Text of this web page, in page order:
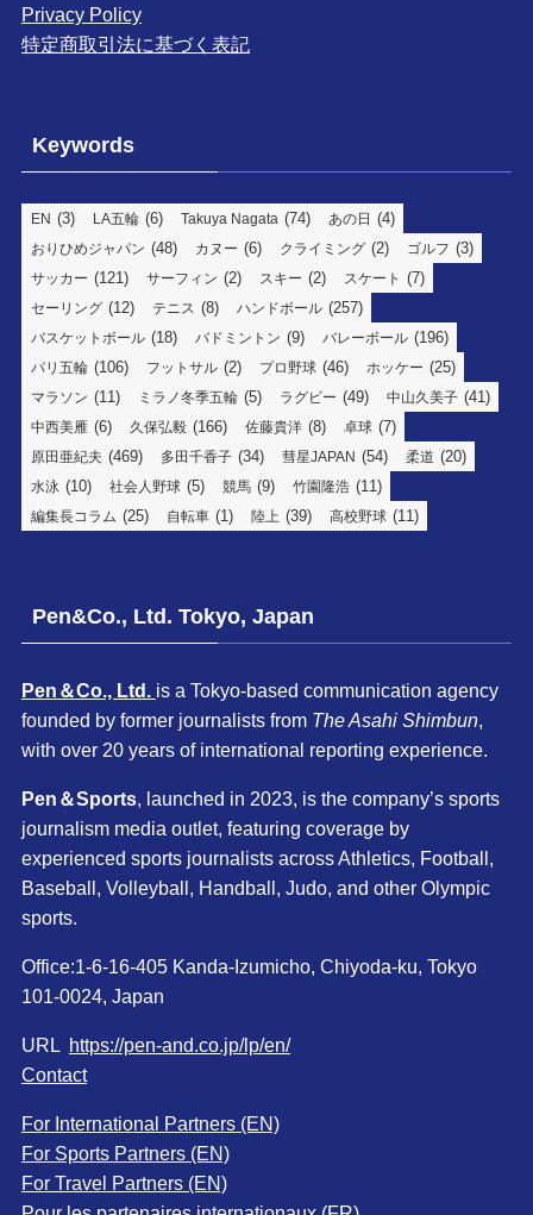
Privacy Policy
特定商取引法に基づく表記
Keywords
EN (3) LA五輪 (6) Takuya Nagata (74) あの日 (4)
おりひめジャパン (48) カヌー (6) クライミング (2) ゴルフ (3)
サッカー (121) サーフィン (2) スキー (2) スケート (7)
セーリング (12) テニス (8) ハンドボール (257)
バスケットボール (18) バドミントン (9) バレーボール (196)
パリ五輪 (106) フットサル (2) プロ野球 (46) ホッケー (25)
マラソン (11) ミラノ冬季五輪 (5) ラグビー (49) 中山久美子 (41)
中西美雁 (6) 久保弘毅 (166) 佐藤貴洋 (8) 卓球 (7)
原田亜紀夫 (469) 多田千香子 (34) 彗星JAPAN (54) 柔道 (20)
水泳 (10) 社会人野球 (5) 競馬 (9) 竹園隆浩 (11)
編集長コラム (25) 自転車 (1) 陸上 (39) 高校野球 (11)
Pen&Co., Ltd. Tokyo, Japan
Pen＆Co., Ltd. is a Tokyo-based communication agency
founded by former journalists from The Asahi Shimbun,
with over 20 years of international reporting experience.
Pen＆Sports, launched in 2023, is the company’s sports
journalism media outlet, featuring coverage by
experienced sports journalists across Athletics, Football,
Baseball, Volleyball, Handball, Judo, and other Olympic
sports.
Office:1-6-16-405 Kanda-Izumicho, Chiyoda-ku, Tokyo
101-0024, Japan
URL https://pen-and.co.jp/lp/en/
Contact
For International Partners (EN)
For Sports Partners (EN)
For Travel Partners (EN)